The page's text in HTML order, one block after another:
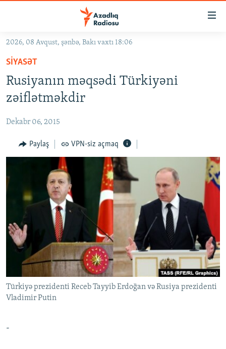
Əsas
qayıt
Əsas
naviqasiyaya
qayıt
Axtarışa
GÜNDƏM
KORRUPSIOMETR
FƏRQƏ BAX
QANUNI DOĞRU
MULTIMEDIA
VIDEO
FOTOQALEREYA
İNFOQRAFIKA
KARIKATURA
RADIO ARXIV
AZƏRBAYCAN ƏDƏBIYYATI KITABXANASI
İSLAM VƏ DEMOKRATIYA
İZ - MƏDƏNIYYƏT PROQRAMI
HAQQIMIZDA
MISSIYAMIZ
PEŞƏ ETIKASI VƏ JURNALISTIKA STANDARTLARIMIZ
MATERIALLARIMIZDAN ISTIFADƏ
AZADLIQRADIOSU MOBIL TELEFONUNUZDA
BIZI IZLƏ
RFE/RL-in bütün saytları
2026, 08 Avqust, şənbə, Bakı vaxtı 18:06
SIYASƏT
Rusiyanın məqsədi Türkiyəni
zəiflətməkdir
Dekabr 06, 2015
Paylaş VPN-siz açmaq
Türkiyə prezidenti Receb Tayyib Erdoğan və Rusiya prezidenti
Vladimir Putin
-